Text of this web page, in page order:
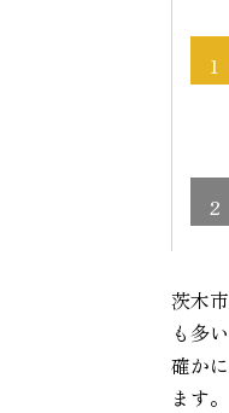
1
2
茨木
も多
確か
ます